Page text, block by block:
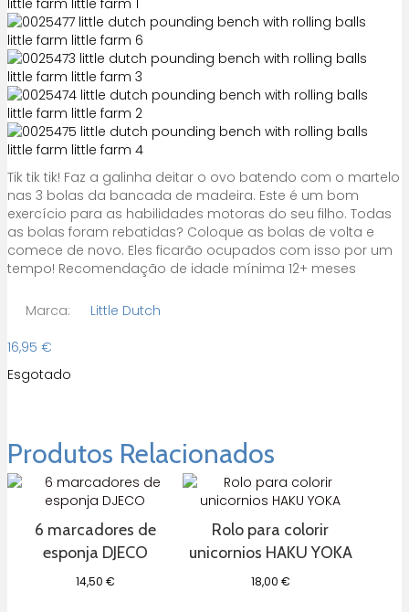
Tik tik tik! Faz a galinha deitar o ovo batendo com o martelo
nas 3 bolas da bancada de madeira. Este é um bom
exercício para as habilidades motoras do seu filho. Todas
as bolas foram rebatidas? Coloque as bolas de volta e
comece de novo. Eles ficarão ocupados com isso por um
tempo! Recomendação de idade mínima 12+ meses
Marca:
Little Dutch
16,95 €
Esgotado
Produtos Relacionados
6 marcadores de
esponja DJECO
14,50 €
Rolo para colorir
unicornios HAKU YOKA
18,00 €